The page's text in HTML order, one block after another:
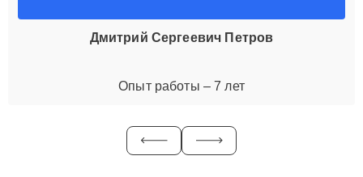
Дмитрий Сергеевич Петров
Опыт работы – 7 лет